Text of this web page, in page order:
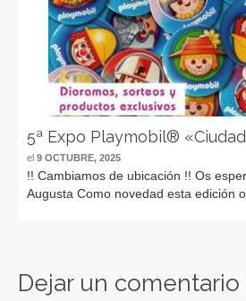
5ª Expo Playmobil®
el 9 OCTUBRE, 2025
!! Cambiamos de ubicación !! Os
Augusta Como novedad esta edición
Dejar un comentario